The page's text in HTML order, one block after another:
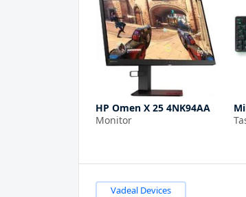
HP Omen X 25 4NK94AA
Monitor
Vadeal Devices